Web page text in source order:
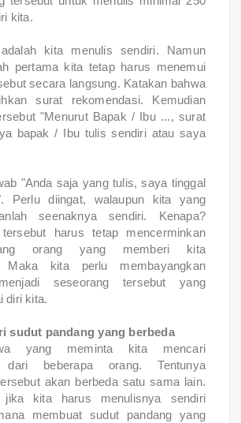
kita.
kita menulis sendiri. Namun
pertama kita tetap harus menemui
secara langsung. Katakan bahwa
surat rekomendasi. Kemudian
"Menurut Bapak / Ibu ..., surat
bapak / Ibu tulis sendiri atau saya
"Anda saja yang tulis, saya tinggal
Perlu diingat, walaupun kita yang
seenaknya sendiri. Kenapa?
harus tetap mencerminkan
orang yang memberi kita
Maka kita perlu membayangkan
seseorang tersebut yang
diri kita.
sudut pandang yang berbeda
yang meminta kita mencari
dari beberapa orang. Tentunya
akan berbeda satu sama lain.
jika kita harus menulisnya sendiri
membuat sudut pandang yang